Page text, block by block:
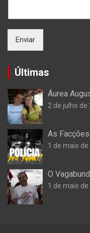
Enviar
Últimas
Áurea
2 de julho de
As
1 de maio de
O
1 de maio de